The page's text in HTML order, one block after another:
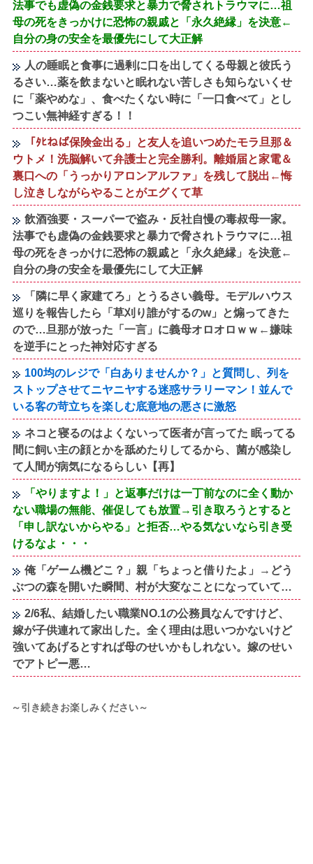
法事でも虚偽の金銭要求と暴力で脅されトラウマに…祖
母の死をきっかけに恐怖の親戚と「永久絶縁」を決意←
自分の身の安全を最優先にして大正解
人の睡眠と食事に過剰に口を出してくる母親と彼氏う
るさい…薬を飲まないと眠れない苦しさも知らないくせ
に「薬やめな」、食べたくない時に「一口食べて」とし
つこい無神経すぎる！！
「ﾀﾋねば保険金出る」と友人を追いつめたモラ旦那＆
ウトメ！洗脳解いて弁護士と完全勝利。離婚届と家電＆
裏口への「うっかりアロンアルファ」を残して脱出←悔
し泣きしながらやることがエグくて草
飲酒強要・スーパーで盗み・反社自慢の毒叔母一家。
法事でも虚偽の金銭要求と暴力で脅されトラウマに…祖
母の死をきっかけに恐怖の親戚と「永久絶縁」を決意←
自分の身の安全を最優先にして大正解
「隣に早く家建てろ」とうるさい義母。モデルハウス
巡りを報告したら「草刈り誰がするのw」と煽ってきた
ので…旦那が放った「一言」に義母オロオロｗｗ←嫌味
を逆手にとった神対応すぎる
100均のレジで「白ありませんか？」と質問し、列を
ストップさせてニヤニヤする迷惑サラリーマン！並んで
いる客の苛立ちを楽しむ底意地の悪さに激怒
ネコと寝るのはよくないって医者が言ってた 眠ってる
間に飼い主の顔とかを舐めたりしてるから、菌が感染し
て人間が病気になるらしい【再】
「やりますよ！」と返事だけは一丁前なのに全く動か
ない職場の無能、催促しても放置→引き取ろうとすると
「申し訳ないからやる」と拒否…やる気ないなら引き受
けるなよ・・・
俺「ゲーム機どこ？」親「ちょっと借りたよ」→どう
ぶつの森を開いた瞬間、村が大変なことになっていて…
2/6私、結婚したい職業NO.1の公務員なんですけど、
嫁が子供連れて家出した。全く理由は思いつかないけど
強いてあげるとすれば母のせいかもしれない。嫁のせい
でアトピー悪…
～引き続きお楽しみください～